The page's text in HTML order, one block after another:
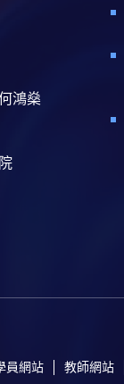
鴻燊
員網站 教師網站